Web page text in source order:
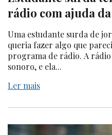
rádio com ajuda
Uma estudante surda de
queria fazer algo que
programa de rádio. A
sonoro, e ela...
Ler mais